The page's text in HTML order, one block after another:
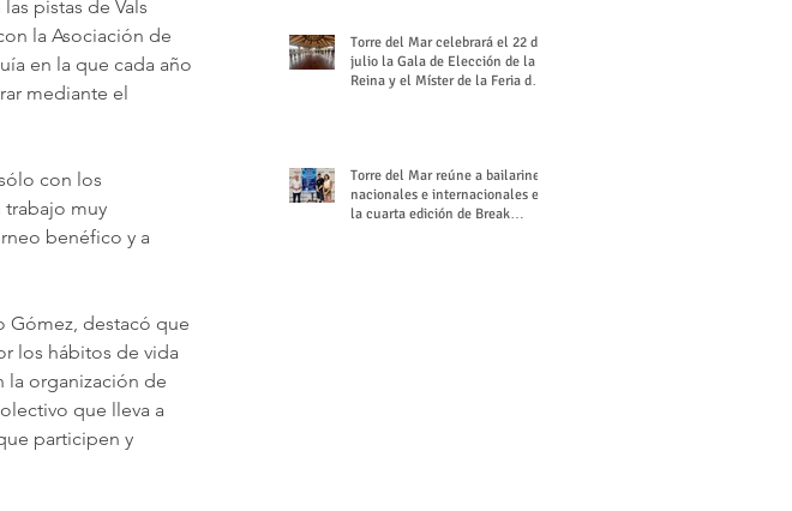
pistas de Vals
la Asociación de
en la que cada año
mediante el
con los
trabajo muy
benéfico y a
Gómez, destacó que
los hábitos de vida
la organización de
que lleva a
participen y
Torre del Mar celebrará el 22 de
julio la Gala de Elección de la
Reina y el Míster de la Feria de
Torre del Mar reúne a bailarines
nacionales e internacionales en
la cuarta edición de Break